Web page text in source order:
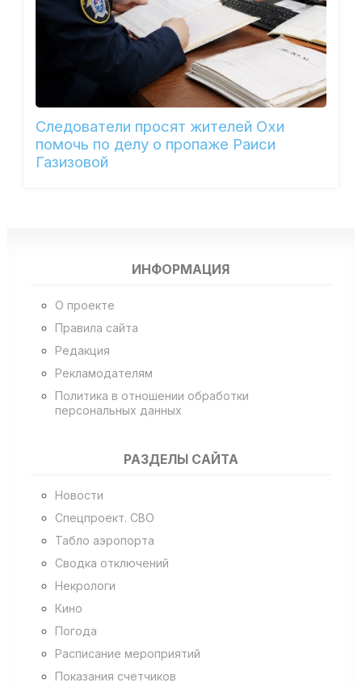
Следователи просят жителей Охи
помочь по делу о пропаже Раиси
Газизовой
ИНФОРМАЦИЯ
О проекте
Правила сайта
Редакция
Рекламодателям
Политика в отношении обработки
персональных данных
РАЗДЕЛЫ САЙТА
Новости
Спецпроект. СВО
Табло аэропорта
Сводка отключений
Некрологи
Кино
Погода
Расписание мероприятий
Показания счетчиков